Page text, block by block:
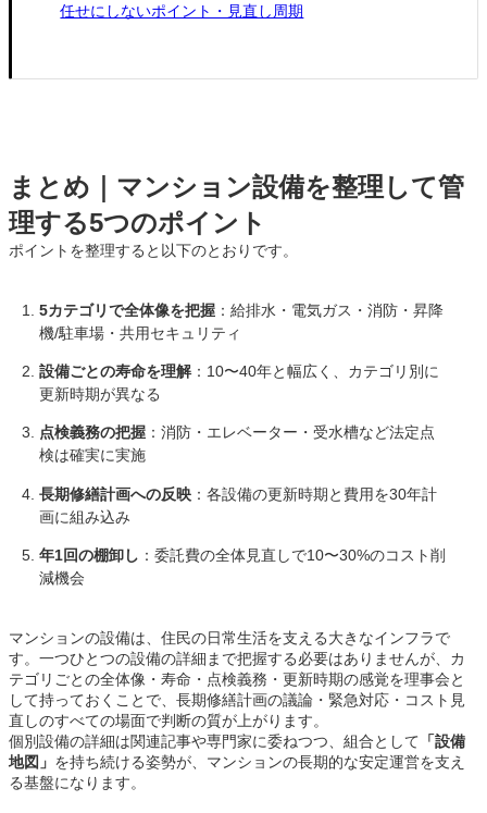
任せにしないポイント・見直し周期
まとめ｜マンション設備を整理して管
理する5つのポイント
ポイントを整理すると以下のとおりです。
5カテゴリで全体像を把握 ：給排水・電気ガス・消防・昇降
機/駐車場・共用セキュリティ
設備ごとの寿命を理解：10〜40年と幅広く、カテゴリ別に
更新時期が異なる
点検義務の把握 ：消防・エレベーター・受水槽など法定点
検は確実に実施
長期修繕計画への反映 ：各設備の更新時期と費用を30年計
画に組み込み
年1回の棚卸し ：委託費の全体見直しで10〜30%のコスト削
減機会
マンションの設備は、住民の日常生活を支える大きなインフラで
す。一つひとつの設備の詳細まで把握する必要はありませんが、カ
テゴリごとの全体像・寿命・点検義務・更新時期の感覚を理事会と
して持っておくことで、長期修繕計画の議論・緊急対応・コスト見
直しのすべての場面で判断の質が上がります。
個別設備の詳細は関連記事や専門家に委ねつつ、組合として 「設備
地図」 を持ち続ける姿勢が、マンションの長期的な安定運営を支え
る基盤になります。